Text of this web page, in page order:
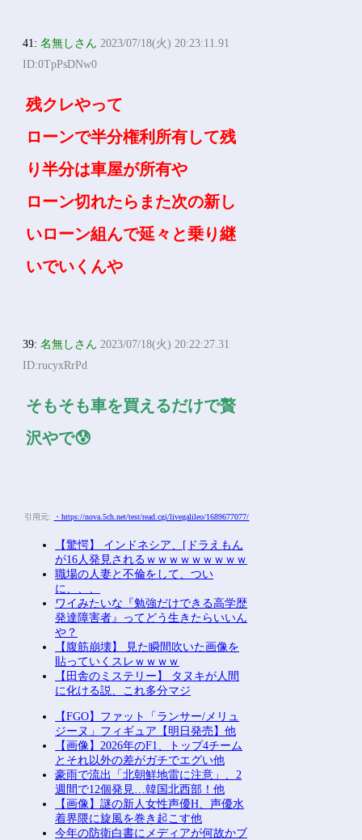
41:名無しさん 2023/07/18(火) 20:23:11.91
ID:0TpPsDNw0
残クレやって
ローンで半分権利所有して残
り半分は車屋が所有や
ローン切れたらまた次の新し
いローン組んで延々と乗り継
いでいくんや
39:名無しさん 2023/07/18(火) 20:22:27.31
ID:rucyxRrPd
そもそも車を買えるだけで贅
沢やで😰
引用元: ・https://nova.5ch.net/test/read.cgi/livegalileo/1689677077/
【驚愕】 インドネシア、[ドラえもん
が16人発見されるｗｗｗｗｗｗｗｗｗ
職場の人妻と不倫をして、つい
に、、、
ワイみたいな『勉強だけできる高学歴
発達障害者』ってどう生きたらいいん
や？
【腹筋崩壊】 見た瞬間吹いた画像を
貼っていくスレｗｗｗｗ
【田舎のミステリー】 タヌキが人間
に化ける説、これ多分マジ
【FGO】ファット「ランサー/メリュ
ジーヌ」フィギュア【明日発売】他
【画像】2026年のF1、トップ4チーム
とそれ以外の差がガチでエグい他
豪雨で流出「北朝鮮地雷に注意」、2
週間で12個発見…韓国北西部！他
【画像】謎の新人女性声優H、声優水
着界隈に旋風を巻き起こす他
今年の防衛白書にメディアが何故かブ